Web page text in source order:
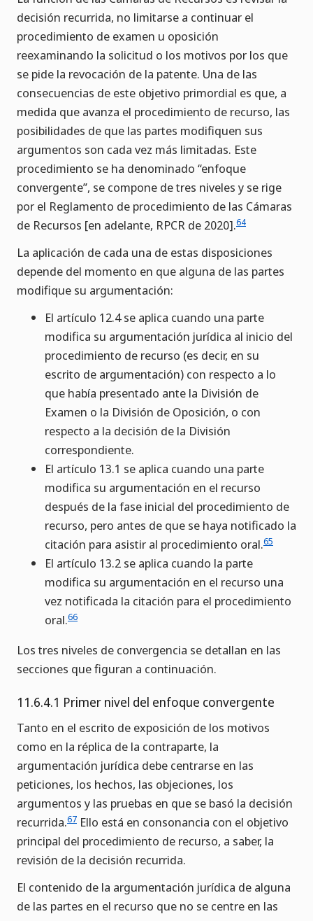
decisión recurrida, no limitarse a continuar el
procedimiento de examen u oposición
reexaminando la solicitud o los motivos por los que
se pide la revocación de la patente. Una de las
consecuencias de este objetivo primordial es que, a
medida que avanza el procedimiento de recurso, las
posibilidades de que las partes modifiquen sus
argumentos son cada vez más limitadas. Este
procedimiento se ha denominado “enfoque
convergente”, se compone de tres niveles y se rige
por el Reglamento de procedimiento de las Cámaras
de Recursos [en adelante, RPCR de 2020].64
La aplicación de cada una de estas disposiciones
depende del momento en que alguna de las partes
modifique su argumentación:
El artículo 12.4 se aplica cuando una parte
modifica su argumentación jurídica al inicio del
procedimiento de recurso (es decir, en su
escrito de argumentación) con respecto a lo
que había presentado ante la División de
Examen o la División de Oposición, o con
respecto a la decisión de la División
correspondiente.
El artículo 13.1 se aplica cuando una parte
modifica su argumentación en el recurso
después de la fase inicial del procedimiento de
recurso, pero antes de que se haya notificado la
citación para asistir al procedimiento oral.65
El artículo 13.2 se aplica cuando la parte
modifica su argumentación en el recurso una
vez notificada la citación para el procedimiento
oral.66
Los tres niveles de convergencia se detallan en las
secciones que figuran a continuación.
11.6.4.1 Primer nivel del enfoque convergente
Tanto en el escrito de exposición de los motivos
como en la réplica de la contraparte, la
argumentación jurídica debe centrarse en las
peticiones, los hechos, las objeciones, los
argumentos y las pruebas en que se basó la decisión
recurrida.67 Ello está en consonancia con el objetivo
principal del procedimiento de recurso, a saber, la
revisión de la decisión recurrida.
El contenido de la argumentación jurídica de alguna
de las partes en el recurso que no se centre en las